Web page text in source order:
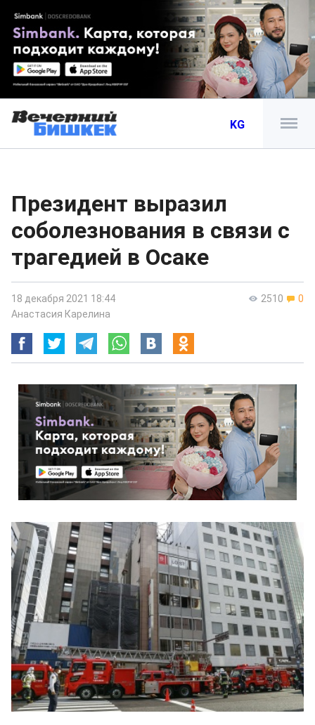
KG
Президент выразил
соболезнования в связи с
трагедией в Осаке
2510 0
18 декабря 2021 18:44
Анастасия Карелина